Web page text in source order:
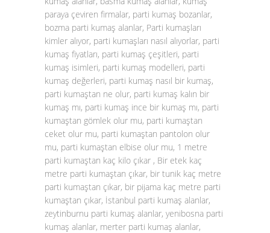
paraya çeviren firmalar, parti kumaş bozanlar,
bozma parti kumaş alanlar, Parti kumaşları
kimler alıyor, parti kumaşları nasıl alıyorlar, parti
kumaş fiyatları, parti kumaş çeşitleri, parti
kumaş isimleri, parti kumaş modelleri, parti
kumaş değerleri, parti kumaş nasıl bir kumaş,
parti kumaştan ne olur, parti kumaş kalın bir
kumaş mı, parti kumaş ince bir kumaş mı, parti
kumaştan gömlek olur mu, parti kumaştan
ceket olur mu, parti kumaştan pantolon olur
mu, parti kumaştan elbise olur mu, 1 metre
parti kumaştan kaç kilo çıkar , Bir etek kaç
metre parti kumaştan çıkar, bir tunik kaç metre
parti kumaştan çıkar, bir pijama kaç metre parti
kumaştan çıkar, İstanbul parti kumaş alanlar,
zeytinburnu parti kumaş alanlar, yenibosna parti
kumaş alanlar, merter parti kumaş alanlar,